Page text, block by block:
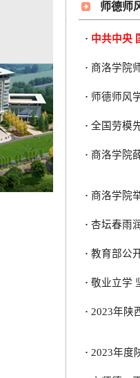
师德师
· 中共中央
· 商洛学院
· 师德师风
· 全国劳模
· 商洛学院
· 商洛学院
· 杏坛春雨
· 教育部公
· 敬业立学
· 2023年陕
· 2023年度